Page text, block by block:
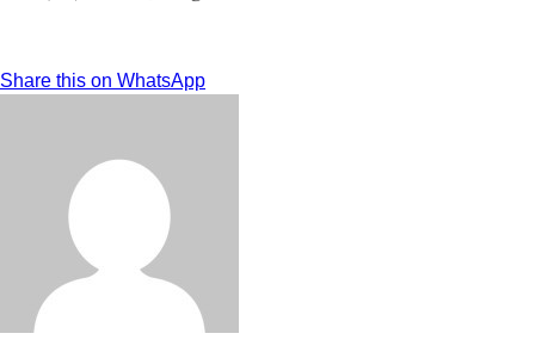
Share this on WhatsApp